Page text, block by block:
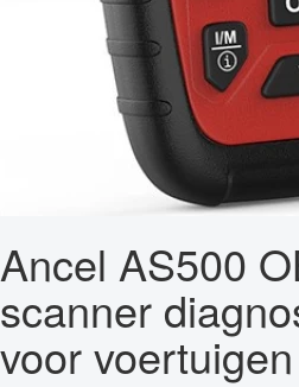
Ancel AS500
scanner
voor voertuigen